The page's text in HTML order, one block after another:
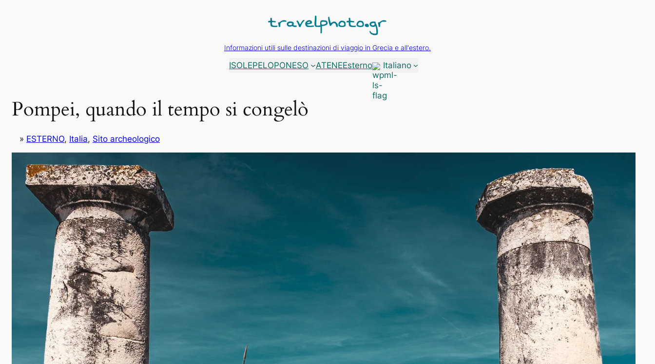
Informazioni utili sulle destinazioni di viaggio in Grecia e all'estero.
ISOLEPELOPONESO ATENEEsterno Italiano
Pompei, quando il tempo si congelò
» ESTERNO, Italia, Sito archeologico